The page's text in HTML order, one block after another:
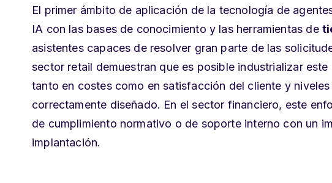
El primer ámbito de aplicación de la tecnología de
IA con las bases de conocimiento y las herramientas de
asistentes capaces de resolver gran parte de las
sector retail demuestran que es posible industrializar
tanto en costes como en satisfacción del cliente y
correctamente diseñado. En el sector financiero, este
de cumplimiento normativo o de soporte interno con un
implantación.